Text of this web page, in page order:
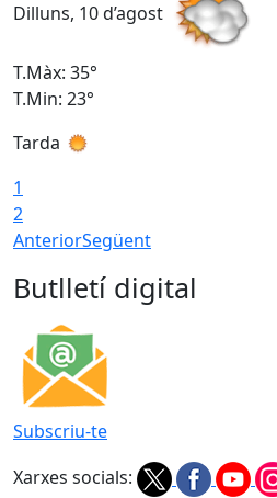
Dilluns, 10 d’agost
T.Màx: 35°
T.Min: 23°
Tarda
1
2
AnteriorSegüent
Butlletí digital
Subscriu-te
Xarxes socials: